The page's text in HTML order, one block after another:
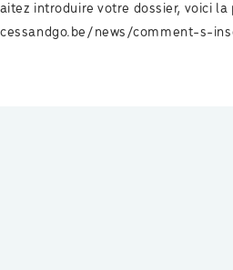
introduire votre dossier, voici la
news/comment-s-